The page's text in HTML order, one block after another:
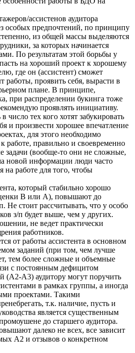
ассистенов аудитора
особых предпочтений, по принципу
из общей массы выделяются
за которых начинается
По результатам этой борьбы у
на хороший проект к хорошему
где он (ассистент) сможет
работы, проявить себя, вырасти в
плане. В принципе,
при распределении букинга тоже
проявлять инициативу.
число тех кого хотят забукировать
и произвести хорошее впечатление
для этого необходимо
работе, правильно и своевременно
задачи (вообще-то они не сложные,
новой информации люди часто
на работе для того, чтобы
который стабильно хорошо
B или А), повышают до
Не стоит рассчитывать, что у особо
з/п будет выше, чем у других.
не ведет практически
работников.
от работы ассистента в основном
заданий (при том, чем лучше
тем более сложные и объемные
с постоянным дефицитом
(А2-А3) аудитору могут поручить
в рамках группы, а иногда
проектами. Такими
т.к. наличие, пусть и
является существенным
до старшего аудитора.
далеко не всех, все зависит
А2 и отзывов о конкретном